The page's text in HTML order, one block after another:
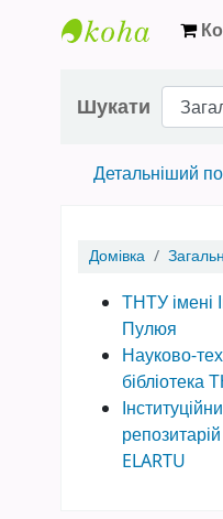
Шукати
Детальніший
Домівка
ТНТУ імені
Пулюя
Науково-
бібліотека
репозитарій
ELARTU